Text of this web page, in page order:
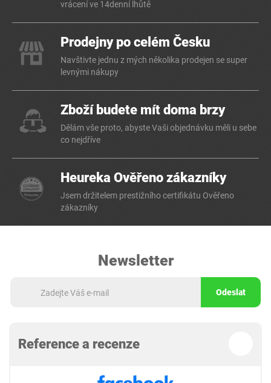
vrácení ve 14denní lhůtě
Prodejny po celém Česku
Navštivte jednu z mých několika prodejen se super
levnými nákupy
Zboží budete mít doma brzy
Dělám vše proto, abyste Vaši objednávku měli u sebe
co nejdříve
Heureka Ověřeno zákazníky
Jsem držitelem prestižního certifikátu Ověřeno
zákazníky
Newsletter
Odeslat
Reference a recenze